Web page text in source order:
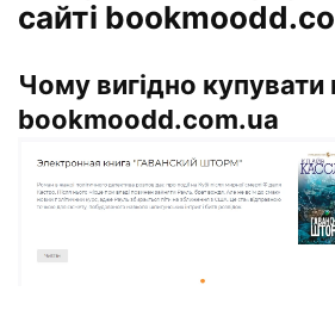
сайті
Чому вигідно купувати
bookmoodd.com.ua